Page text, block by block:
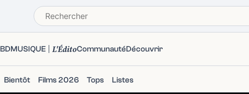
BDMUSIQUE L'ÉditoCommunautéDécouvrir
Bientôt Films 2026 Tops Listes